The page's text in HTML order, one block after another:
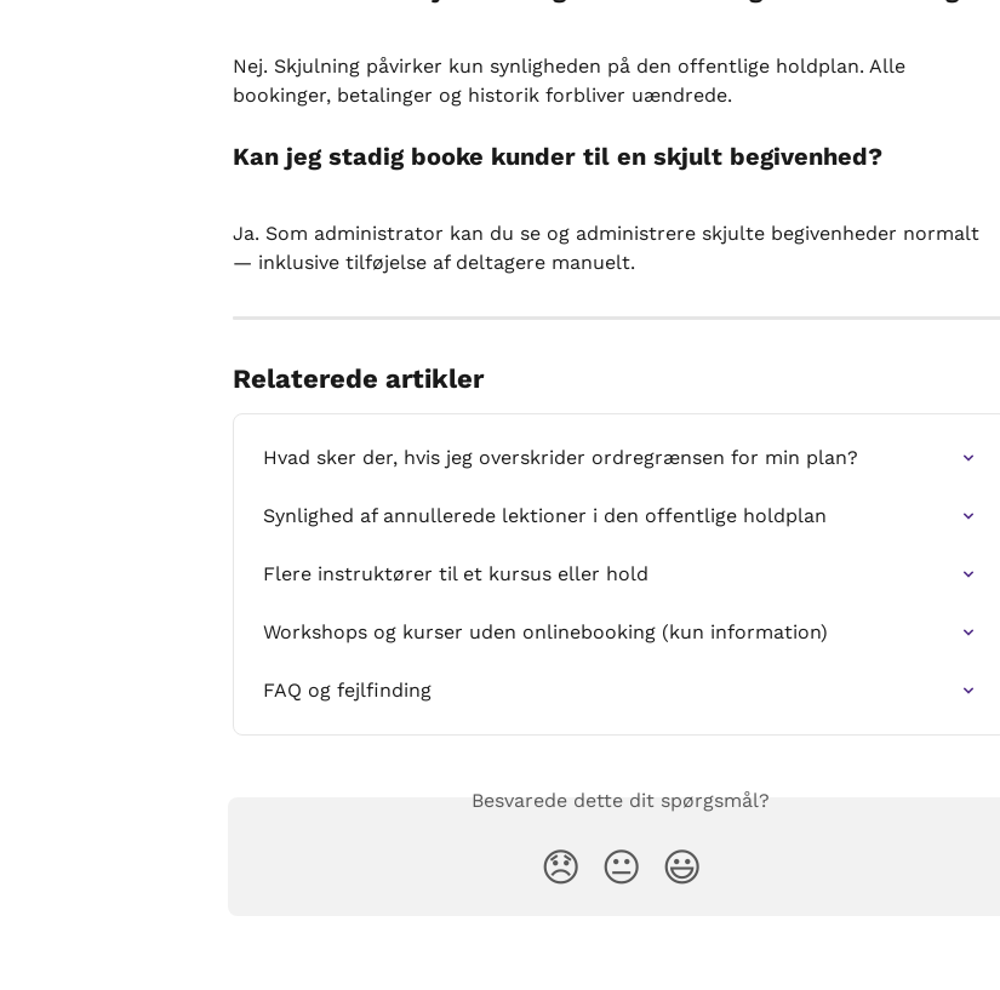
Nej. Skjulning påvirker kun synligheden på den offentlige holdplan. Alle
bookinger, betalinger og historik forbliver uændrede.
Kan jeg stadig booke kunder til en skjult begivenhed?
Ja. Som administrator kan du se og administrere skjulte begivenheder normalt
— inklusive tilføjelse af deltagere manuelt.
Relaterede artikler
Hvad sker der, hvis jeg overskrider ordregrænsen for min plan?
Synlighed af annullerede lektioner i den offentlige holdplan
Flere instruktører til et kursus eller hold
Workshops og kurser uden onlinebooking (kun information)
FAQ og fejlfinding
Besvarede dette dit spørgsmål?
😞 😐 😃